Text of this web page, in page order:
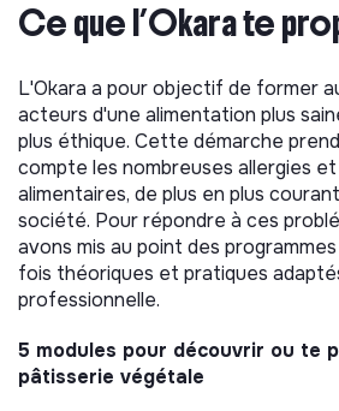
Ce que l’Okara te
L'Okara a pour objectif de former
acteurs d'une alimentation plus
plus éthique. Cette démarche
compte les nombreuses allergies
alimentaires, de plus en plus
société. Pour répondre à ces
avons mis au point des
fois théoriques et pratiques
professionnelle.
5 modules pour découvrir ou te
pâtisserie végétale